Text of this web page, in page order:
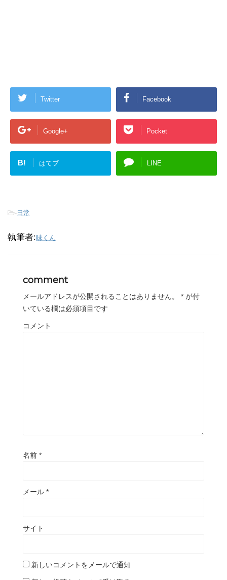
Twitter Facebook
Google+ Pocket
B! はてブ LINE
- 日常
執筆者:味くん
comment
メールアドレスが公開されることはありません。 * が付
いている欄は必須項目です
コメント
名前 *
メール *
サイト
新しいコメントをメールで通知